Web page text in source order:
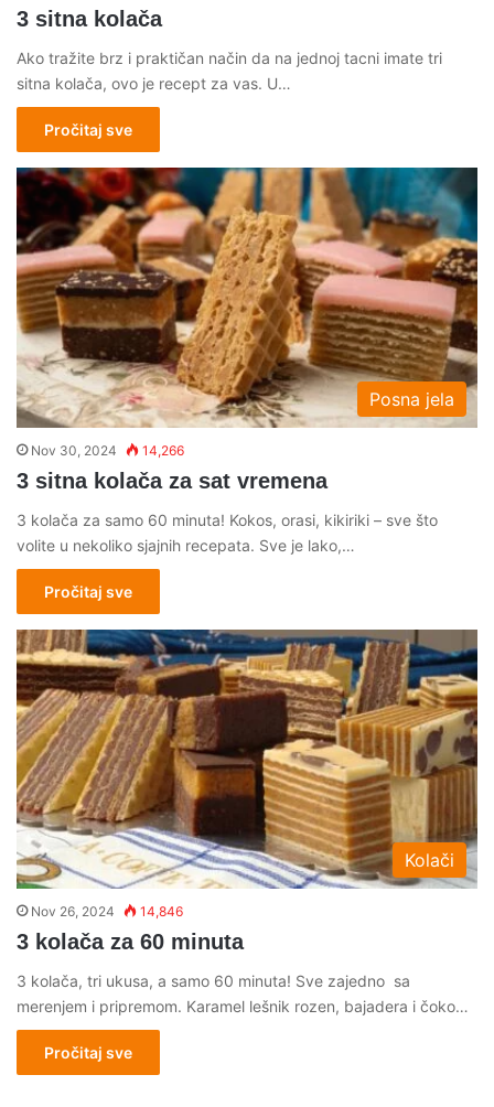
3 sitna kolača
Ako tražite brz i praktičan način da na jednoj tacni imate tri
sitna kolača, ovo je recept za vas. U…
Pročitaj sve
Posna jela
Nov 30, 2024 14,266
3 sitna kolača za sat vremena
3 kolača za samo 60 minuta! Kokos, orasi, kikiriki – sve što
volite u nekoliko sjajnih recepata. Sve je lako,…
Pročitaj sve
Kolači
Nov 26, 2024 14,846
3 kolača za 60 minuta
3 kolača, tri ukusa, a samo 60 minuta! Sve zajedno sa
merenjem i pripremom. Karamel lešnik rozen, bajadera i čoko…
Pročitaj sve